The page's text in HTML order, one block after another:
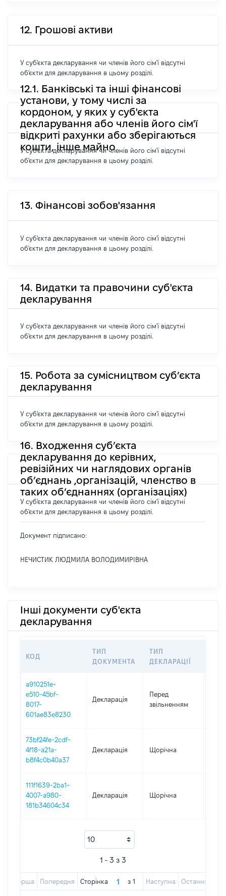
12. Грошові активи
У суб'єкта декларування чи членів його сім'ї відсутні
об'єкти для декларування в цьому розділі.
12.1. Банківські та інші фінансові
установи, у тому числі за
кордоном, у яких у суб'єкта
декларування або членів його сім'ї
відкриті рахунки або зберігаються
кошти, інше майно
У суб'єкта декларування чи членів його сім'ї відсутні
об'єкти для декларування в цьому розділі.
13. Фінансові зобов'язання
У суб'єкта декларування чи членів його сім'ї відсутні
об'єкти для декларування в цьому розділі.
14. Видатки та правочини суб'єкта
декларування
У суб'єкта декларування чи членів його сім'ї відсутні
об'єкти для декларування в цьому розділі.
15. Робота за сумісництвом суб’єкта
декларування
У суб'єкта декларування чи членів його сім'ї відсутні
об'єкти для декларування в цьому розділі.
16. Входження суб’єкта
декларування до керівних,
ревізійних чи наглядових органів
об’єднань ,організацій, членство в
таких об’єднаннях (організаціях)
У суб'єкта декларування чи членів його сім'ї відсутні
об'єкти для декларування в цьому розділі.
Документ підписано:
НЕЧИСТИК ЛЮДМИЛА ВОЛОДИМИРІВНА
Інші документи суб'єкта
декларування
КОД
ТИП
ДОКУМЕНТА
ТИП
ДЕКЛАРАЦІЇ
a910251e-
e510-45bf-
8017-
601ae83e8230
Декларація
Перед
звільненням
73bf24fe-2cdf-
4f18-a21a-
b8f4c0b40a37
Декларація Щорічна
111f1639-2ba1-
4007-a980-
181b34604c34
Декларація Щорічна
1 - 3 з 3
Перша Попередня Сторінка з 1 Наступна Остання